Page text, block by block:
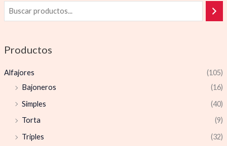
Productos
Alfajores
(105)
Bajoneros
(16)
Simples
(40)
Torta
(9)
Triples
(32)